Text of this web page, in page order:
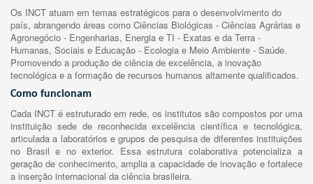
Os INCT atuam em temas estratégicos para o desenvolvimento do
país, abrangendo áreas como Ciências Biológicas - Ciências Agrárias e
Agronegócio - Engenharias, Energia e TI - Exatas e da Terra -
Humanas, Sociais e Educação - Ecologia e Meio Ambiente - Saúde.
Promovendo a produção de ciência de excelência, a inovação
tecnológica e a formação de recursos humanos altamente qualificados.
Como funcionam
Cada INCT é estruturado em rede, os institutos são compostos por uma
instituição sede de reconhecida excelência científica e tecnológica,
articulada a laboratórios e grupos de pesquisa de diferentes instituições
no Brasil e no exterior. Essa estrutura colaborativa potencializa a
geração de conhecimento, amplia a capacidade de inovação e fortalece
a inserção internacional da ciência brasileira.